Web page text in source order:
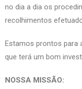
no dia a dia os
recolhimentos
Estamos prontos para
que terá um bom
NOSSA MISSÃO: